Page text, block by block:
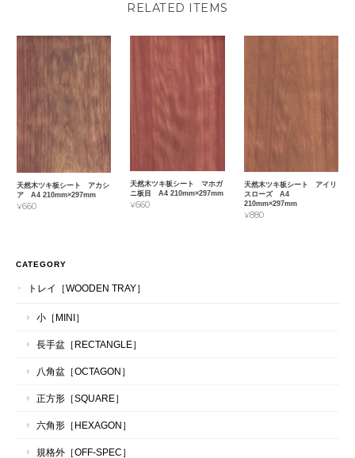
RELATED ITEMS
天然木ツキ板シート アカシ
ア A4 210mm×297mm
¥660
天然木ツキ板シート マホガ
ニ板目 A4 210mm×297mm
¥660
天然木ツキ板シート アイリ
スローズ A4
210mm×297mm
¥880
CATEGORY
トレイ［WOODEN TRAY］
小［MINI］
長手盆［RECTANGLE］
八角盆［OCTAGON］
正方形［SQUARE］
六角形［HEXAGON］
規格外［OFF-SPEC］